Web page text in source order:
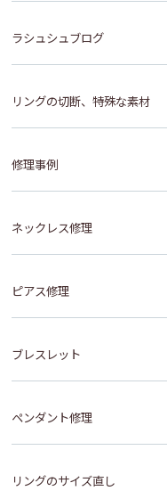
ラシュシュブログ
リングの切断、特殊な素材
修理事例
ネックレス修理
ピアス修理
ブレスレット
ペンダント修理
リングのサイズ直し